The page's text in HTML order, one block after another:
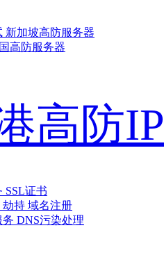
新加坡高防服务器
高防服务器
高防IP
SSL证书
劫持 域名注册
务 DNS污染处理